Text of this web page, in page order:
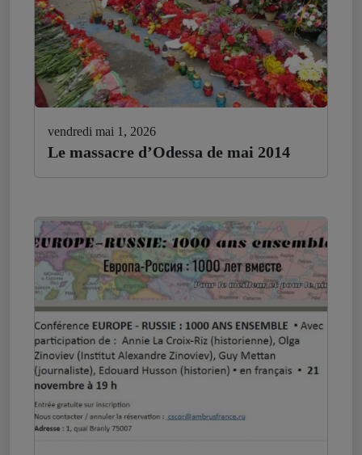
vendredi mai 1, 2026
Le massacre d’Odessa de mai 2014